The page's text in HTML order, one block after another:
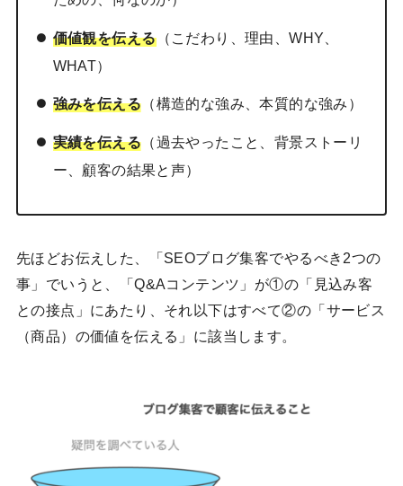
価値観を伝える（こだわり、理由、WHY、
WHAT）
強みを伝える （構造的な強み、本質的な強み）
実績を伝える （過去やったこと、背景ストーリ
ー、顧客の結果と声）
先ほどお伝えした、「SEOブログ集客でやるべき2つの
事」でいうと、「Q&Aコンテンツ」が①の「見込み客
との接点」にあたり、それ以下はすべて②の「サービス
（商品）の価値を伝える」に該当します。